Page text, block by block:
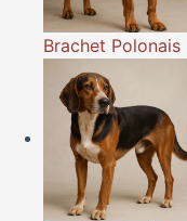
Brachet Polonais